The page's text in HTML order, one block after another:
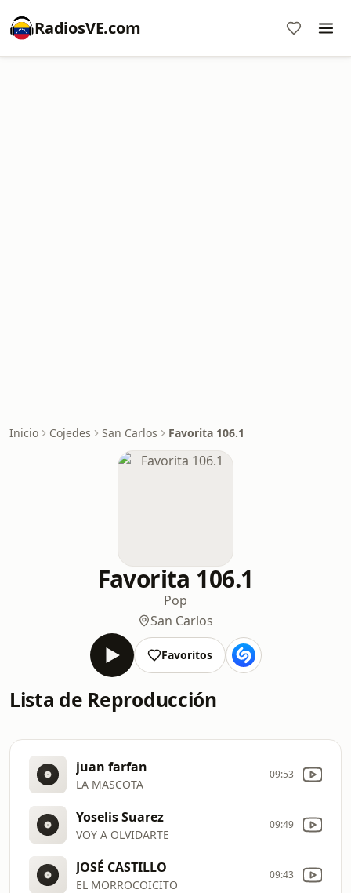
RadiosVE.com
Inicio Cojedes San Carlos Favorita 106.1
Favorita 106.1
Pop
San Carlos
Favoritos
Lista de Reproducción
juan farfan
LA MASCOTA
09:53
Yoselis Suarez
VOY A OLVIDARTE
09:49
JOSÉ CASTILLO
EL MORROCOICITO
09:43